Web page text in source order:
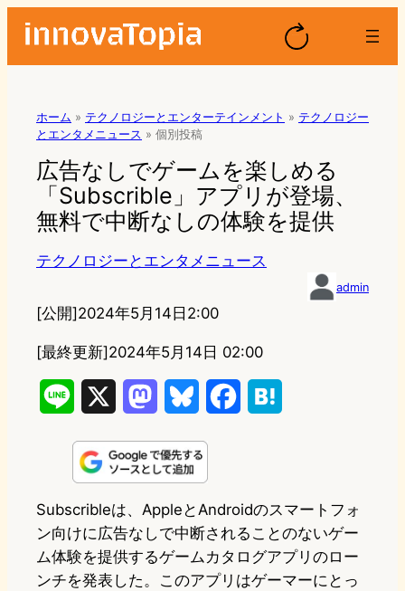
ホーム » テクノロジーとエンターテインメント » テクノロジー
とエンタメニュース » 個別投稿
広告なしでゲームを楽しめる
「Subscrible」アプリが登場、
無料で中断なしの体験を提供
テクノロジーとエンタメニュース
admin
[公開]2024年5月14日2:00
[最終更新]2024年5月14日 02:00
n
s
o
d
u
e
s
k
e
b
o
n
a
Subscribleは、AppleとAndroidのスマートフォ
ン向けに広告なしで中断されることのないゲー
ム体験を提供するゲームカタログアプリのロー
ンチを発表した。このアプリはゲーマーにとっ